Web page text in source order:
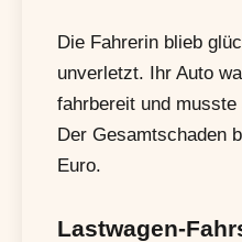
Die Fahrerin blieb
unverletzt. Ihr Auto
fahrbereit und
Der Gesamtschaden
Euro.
Lastwagen-